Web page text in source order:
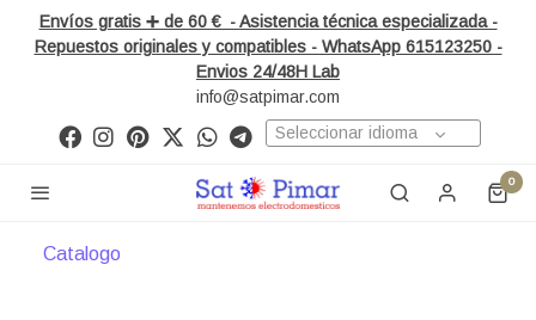
Envíos gratis ➕ de 60 € - Asistencia técnica especializada -
Repuestos originales y compatibles - WhatsApp 615123250 -
Envios 24/48H Lab
info@satpimar.com
Seleccionar idioma
0
Catalogo